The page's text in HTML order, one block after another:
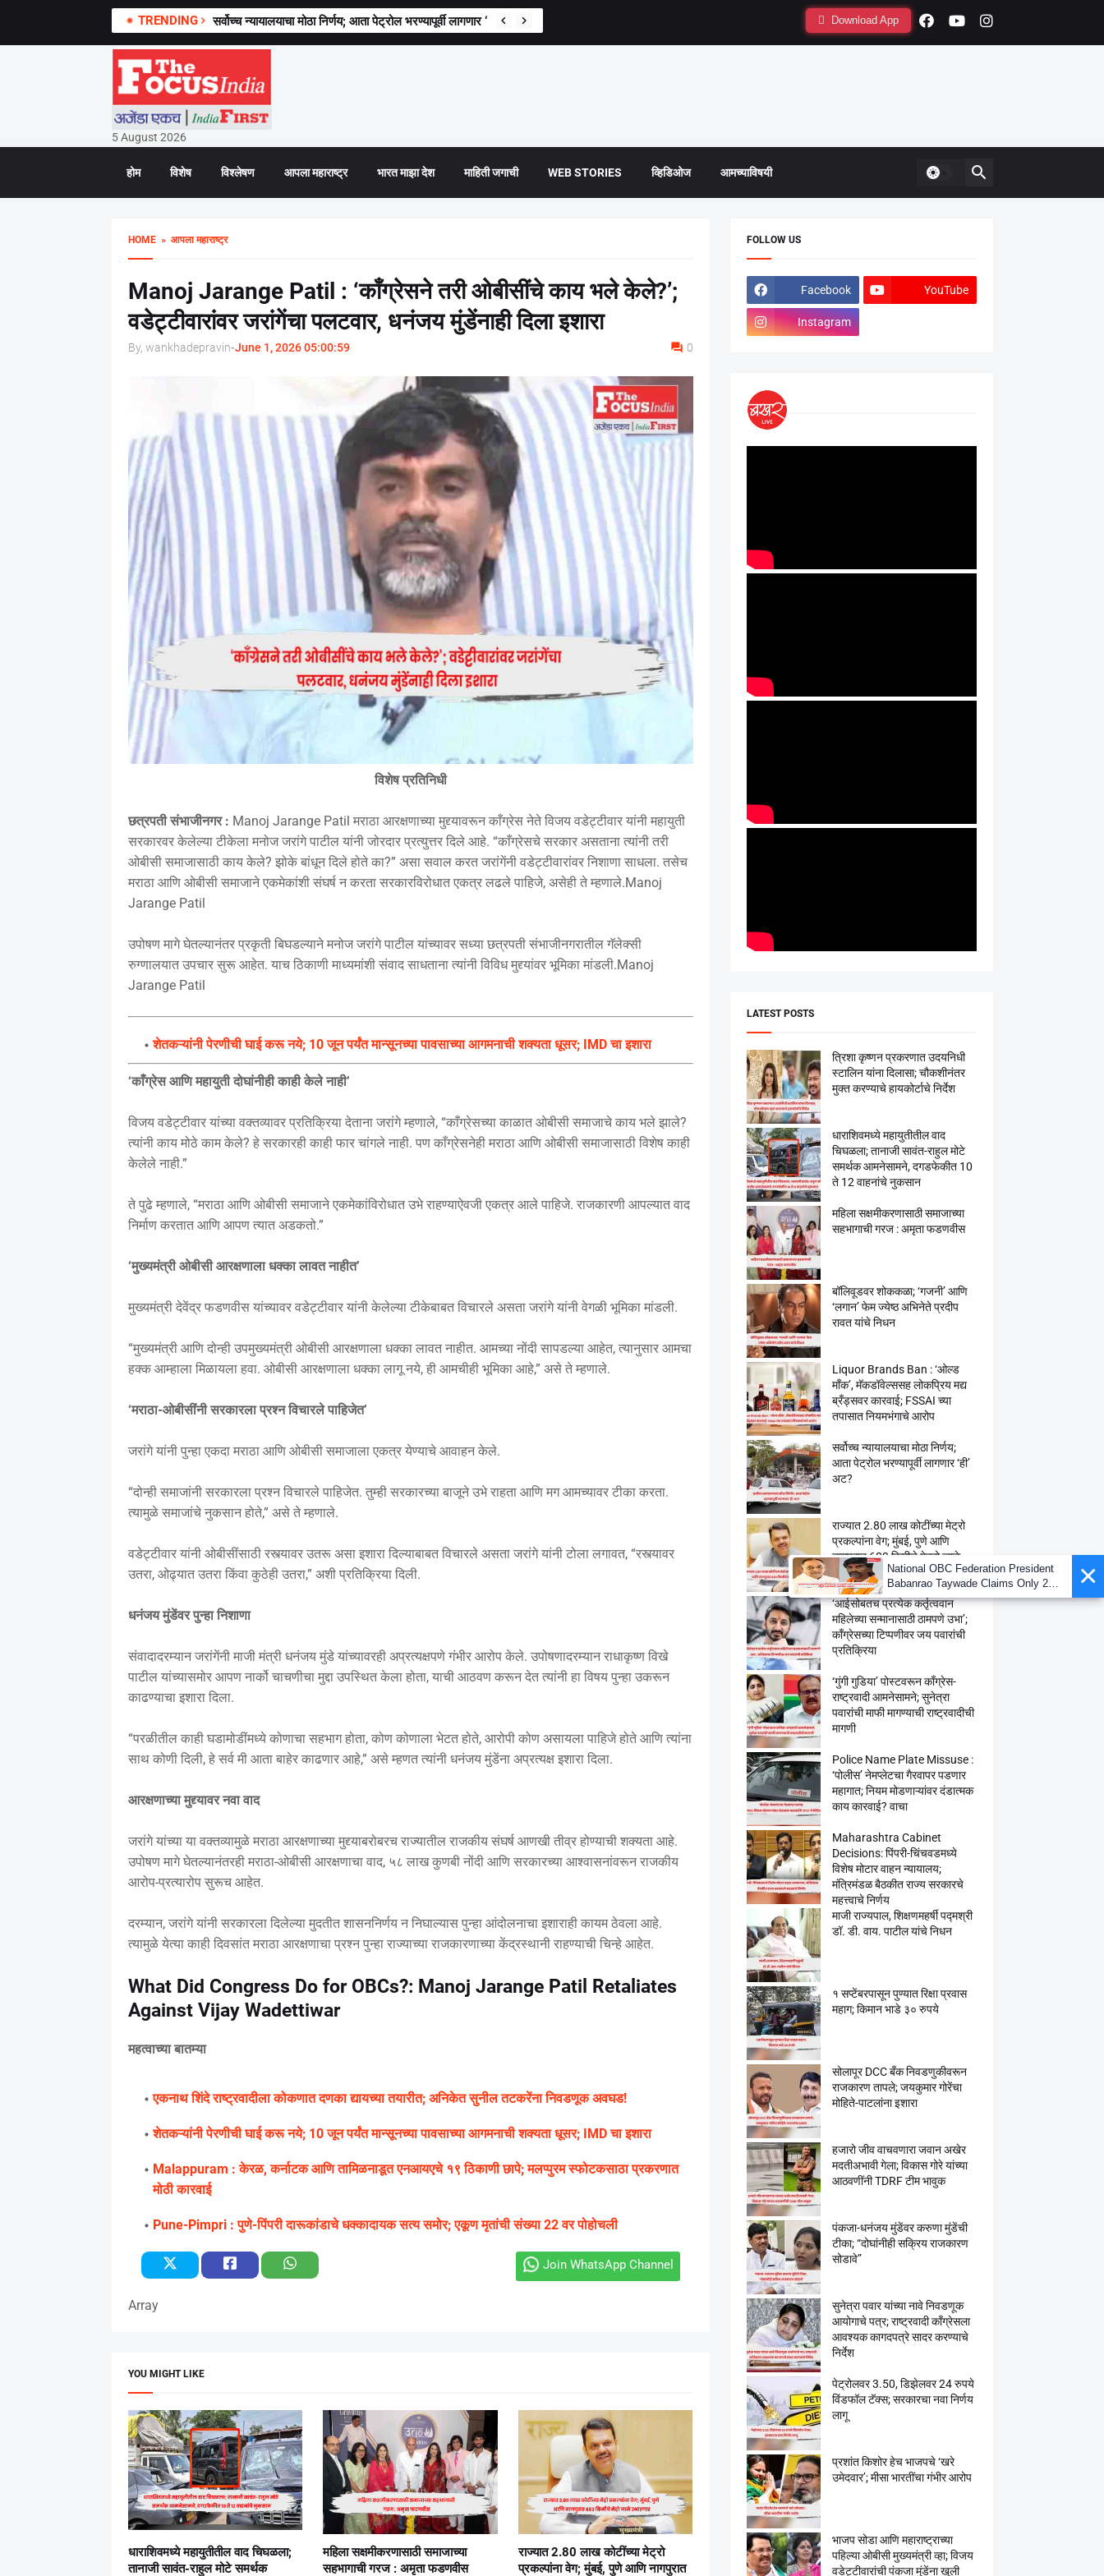
TRENDING सर्वोच्च न्यायालयाचा मोठा निर्णय; आता पेट्रोल भरण्यापूर्वी लागणार ‘ही’ अट? Download App
5 August 2026
होम विशेष विश्लेषण आपला महाराष्ट्र भारत माझा देश माहिती जगाची WEB STORIES व्हिडिओज आमच्याविषयी
HOME» आपला महाराष्ट्र
Manoj Jarange Patil : ‘काँग्रेसने तरी ओबीसींचे काय भले केले?’;
वडेट्टीवारांवर जरांगेंचा पलटवार, धनंजय मुंडेंनाही दिला इशारा
By, wankhadepravin-June 1, 2026 05:00:59 0
विशेष प्रतिनिधी
छत्रपती संभाजीनगर : Manoj Jarange Patil मराठा आरक्षणाच्या मुद्द्यावरून काँग्रेस नेते विजय वडेट्टीवार यांनी महायुती
सरकारवर केलेल्या टीकेला मनोज जरांगे पाटील यांनी जोरदार प्रत्युत्तर दिले आहे. “काँग्रेसचे सरकार असताना त्यांनी तरी
ओबीसी समाजासाठी काय केले? झोके बांधून दिले होते का?” असा सवाल करत जरांगेंनी वडेट्टीवारांवर निशाणा साधला. तसेच
मराठा आणि ओबीसी समाजाने एकमेकांशी संघर्ष न करता सरकारविरोधात एकत्र लढले पाहिजे, असेही ते म्हणाले.Manoj
Jarange Patil
उपोषण मागे घेतल्यानंतर प्रकृती बिघडल्याने मनोज जरांगे पाटील यांच्यावर सध्या छत्रपती संभाजीनगरातील गॅलेक्सी
रुग्णालयात उपचार सुरू आहेत. याच ठिकाणी माध्यमांशी संवाद साधताना त्यांनी विविध मुद्द्यांवर भूमिका मांडली.Manoj
Jarange Patil
शेतकऱ्यांनी पेरणीची घाई करू नये; 10 जून पर्यंत मान्सूनच्या पावसाच्या आगमनाची शक्यता धूसर; IMD चा इशारा
‘काँग्रेस आणि महायुती दोघांनीही काही केले नाही’
विजय वडेट्टीवार यांच्या वक्तव्यावर प्रतिक्रिया देताना जरांगे म्हणाले, “काँग्रेसच्या काळात ओबीसी समाजाचे काय भले झाले?
त्यांनी काय मोठे काम केले? हे सरकारही काही फार चांगले नाही. पण काँग्रेसनेही मराठा आणि ओबीसी समाजासाठी विशेष काही
केलेले नाही.”
ते पुढे म्हणाले, “मराठा आणि ओबीसी समाजाने एकमेकांविरोधात उभे राहण्याऐवजी एकत्र आले पाहिजे. राजकारणी आपल्यात वाद
निर्माण करतात आणि आपण त्यात अडकतो.”
‘मुख्यमंत्री ओबीसी आरक्षणाला धक्का लावत नाहीत’
मुख्यमंत्री देवेंद्र फडणवीस यांच्यावर वडेट्टीवार यांनी केलेल्या टीकेबाबत विचारले असता जरांगे यांनी वेगळी भूमिका मांडली.
“मुख्यमंत्री आणि दोन्ही उपमुख्यमंत्री ओबीसी आरक्षणाला धक्का लावत नाहीत. आमच्या नोंदी सापडल्या आहेत, त्यानुसार आमचा
हक्क आम्हाला मिळायला हवा. ओबीसी आरक्षणाला धक्का लागू नये, ही आमचीही भूमिका आहे,” असे ते म्हणाले.
‘मराठा-ओबीसींनी सरकारला प्रश्न विचारले पाहिजेत’
जरांगे यांनी पुन्हा एकदा मराठा आणि ओबीसी समाजाला एकत्र येण्याचे आवाहन केले.
“दोन्ही समाजांनी सरकारला प्रश्न विचारले पाहिजेत. तुम्ही सरकारच्या बाजूने उभे राहता आणि मग आमच्यावर टीका करता.
त्यामुळे समाजांचे नुकसान होते,” असे ते म्हणाले.
वडेट्टीवार यांनी ओबीसींसाठी रस्त्यावर उतरू असा इशारा दिल्याबाबत विचारले असता जरांगे यांनी टोला लगावत, “रस्त्यावर
उतरा, ओढ्यात उतरा किंवा कुठेही उतरा,” अशी प्रतिक्रिया दिली.
धनंजय मुंडेंवर पुन्हा निशाणा
संवादादरम्यान जरांगेंनी माजी मंत्री धनंजय मुंडे यांच्यावरही अप्रत्यक्षपणे गंभीर आरोप केले. उपोषणादरम्यान राधाकृष्ण विखे
पाटील यांच्यासमोर आपण नार्को चाचणीचा मुद्दा उपस्थित केला होता, याची आठवण करून देत त्यांनी हा विषय पुन्हा उकरून
काढण्याचा इशारा दिला.
“परळीतील काही घडामोडींमध्ये कोणाचा सहभाग होता, कोण कोणाला भेटत होते, आरोपी कोण असायला पाहिजे होते आणि त्यांना
साथ कोणी दिली, हे सर्व मी आता बाहेर काढणार आहे,” असे म्हणत त्यांनी धनंजय मुंडेंना अप्रत्यक्ष इशारा दिला.
आरक्षणाच्या मुद्द्यावर नवा वाद
जरांगे यांच्या या वक्तव्यामुळे मराठा आरक्षणाच्या मुद्द्याबरोबरच राज्यातील राजकीय संघर्ष आणखी तीव्र होण्याची शक्यता आहे.
उपोषण मागे घेतल्यानंतरही मराठा-ओबीसी आरक्षणाचा वाद, ५८ लाख कुणबी नोंदी आणि सरकारच्या आश्वासनांवरून राजकीय
आरोप-प्रत्यारोप सुरूच आहेत.
दरम्यान, जरांगे यांनी सरकारला दिलेल्या मुदतीत शासननिर्णय न निघाल्यास पुन्हा आंदोलनाचा इशाराही कायम ठेवला आहे.
त्यामुळे येत्या काही दिवसांत मराठा आरक्षणाचा प्रश्न पुन्हा राज्याच्या राजकारणाच्या केंद्रस्थानी राहण्याची चिन्हे आहेत.
What Did Congress Do for OBCs?: Manoj Jarange Patil Retaliates
Against Vijay Wadettiwar
महत्वाच्या बातम्या
एकनाथ शिंदे राष्ट्रवादीला कोकणात दणका द्यायच्या तयारीत; अनिकेत सुनील तटकरेंना निवडणूक अवघड!
शेतकऱ्यांनी पेरणीची घाई करू नये; 10 जून पर्यंत मान्सूनच्या पावसाच्या आगमनाची शक्यता धूसर; IMD चा इशारा
Malappuram : केरळ, कर्नाटक आणि तामिळनाडूत एनआयएचे १९ ठिकाणी छापे; मलप्पुरम स्फोटकसाठा प्रकरणात
मोठी कारवाई
Pune-Pimpri : पुणे-पिंपरी दारूकांडाचे धक्कादायक सत्य समोर; एकूण मृतांची संख्या 22 वर पोहोचली
Join WhatsApp Channel
Array
YOU MIGHT LIKE
धाराशिवमध्ये महायुतीतील वाद चिघळला;
तानाजी सावंत-राहुल मोटे समर्थक
महिला सक्षमीकरणासाठी समाजाच्या
सहभागाची गरज : अमृता फडणवीस
राज्यात 2.80 लाख कोटींच्या मेट्रो
प्रकल्पांना वेग; मुंबई, पुणे आणि नागपुरात
FOLLOW US
Facebook YouTube
Instagram
LATEST POSTS
त्रिशा कृष्णन प्रकरणात उदयनिधी
स्टालिन यांना दिलासा; चौकशीनंतर
मुक्त करण्याचे हायकोर्टाचे निर्देश
धाराशिवमध्ये महायुतीतील वाद
चिघळला; तानाजी सावंत-राहुल मोटे
समर्थक आमनेसामने, दगडफेकीत 10
ते 12 वाहनांचे नुकसान
महिला सक्षमीकरणासाठी समाजाच्या
सहभागाची गरज : अमृता फडणवीस
बॉलिवूडवर शोककळा; ‘गजनी’ आणि
‘लगान’ फेम ज्येष्ठ अभिनेते प्रदीप
रावत यांचे निधन
Liquor Brands Ban : ‘ओल्ड
मॉंक’, मॅकडॉवेल्ससह लोकप्रिय मद्य
ब्रँड्सवर कारवाई; FSSAI च्या
तपासात नियमभंगाचे आरोप
सर्वोच्च न्यायालयाचा मोठा निर्णय;
आता पेट्रोल भरण्यापूर्वी लागणार ‘ही’
अट?
राज्यात 2.80 लाख कोटींच्या मेट्रो
प्रकल्पांना वेग; मुंबई, पुणे आणि
नागपुरात 683 किमीचे मेट्रो जाळे
उभारणार
‘आईसोबतच प्रत्येक कर्तृत्ववान
महिलेच्या सन्मानासाठी ठामपणे उभा’;
काँग्रेसच्या टिप्पणीवर जय पवारांची
प्रतिक्रिया
‘गुंगी गुडिया’ पोस्टवरून काँग्रेस-
राष्ट्रवादी आमनेसामने; सुनेत्रा
पवारांची माफी मागण्याची राष्ट्रवादीची
मागणी
Police Name Plate Missuse :
‘पोलीस’ नेमप्लेटचा गैरवापर पडणार
महागात; नियम मोडणाऱ्यांवर दंडात्मक
काय कारवाई? वाचा
Maharashtra Cabinet
Decisions: पिंपरी-चिंचवडमध्ये
विशेष मोटार वाहन न्यायालय;
मंत्रिमंडळ बैठकीत राज्य सरकारचे
महत्त्वाचे निर्णय
माजी राज्यपाल, शिक्षणमहर्षी पद्मश्री
डॉ. डी. वाय. पाटील यांचे निधन
१ सप्टेंबरपासून पुण्यात रिक्षा प्रवास
महाग; किमान भाडे ३० रुपये
सोलापूर DCC बँक निवडणुकीवरून
राजकारण तापले; जयकुमार गोरेंचा
मोहिते-पाटलांना इशारा
हजारो जीव वाचवणारा जवान अखेर
मदतीअभावी गेला; विकास गोरे यांच्या
आठवणींनी TDRF टीम भावुक
पंकजा-धनंजय मुंडेंवर करुणा मुंडेंची
टीका; “दोघांनीही सक्रिय राजकारण
सोडावे”
सुनेत्रा पवार यांच्या नावे निवडणूक
आयोगाचे पत्र; राष्ट्रवादी काँग्रेसला
आवश्यक कागदपत्रे सादर करण्याचे
निर्देश
पेट्रोलवर 3.50, डिझेलवर 24 रुपये
विंडफॉल टॅक्स; सरकारचा नवा निर्णय
लागू
प्रशांत किशोर हेच भाजपचे ‘खरे
उमेदवार’; मीसा भारतींचा गंभीर आरोप
भाजप सोडा आणि महाराष्ट्राच्या
पहिल्या ओबीसी मुख्यमंत्री व्हा; विजय
वडेट्टीवारांची पंकजा मुंडेंना खुली